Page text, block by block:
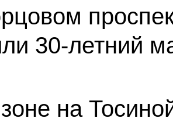
30-летний
на